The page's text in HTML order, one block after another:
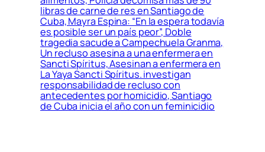
libras de carne de res en Santiago de
Cuba, Mayra Espina: “En la espera todavía
es posible ser un país peor”, Doble
tragedia sacude a Campechuela Granma,
Un recluso asesina a una enfermera en
Sancti Spíritus, Asesinan a enfermera en
La Yaya Sancti Spíritus. investigan
responsabilidad de recluso con
antecedentes por homicidio, Santiago
de Cuba inicia el año con un feminicidio